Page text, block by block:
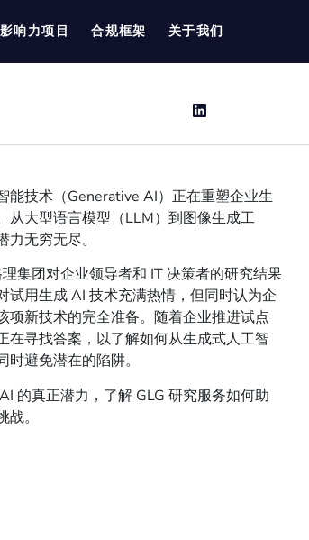
响力项目 合规框架 关于我们
能技术（Generative AI）正在重塑企业生
从大型语言模型（LLM）到图像生成工
无穷无尽。
集团对企业领导者和 IT 决策者的研究结果
试用生成 AI 技术充满热情，但同时认为企
项新技术的完全准备。随着企业推进试点
在寻找答案，以了解如何从生成式人工智
时避免潜在的陷阱。
的真正潜力，了解 GLG 研究服务如何助
。